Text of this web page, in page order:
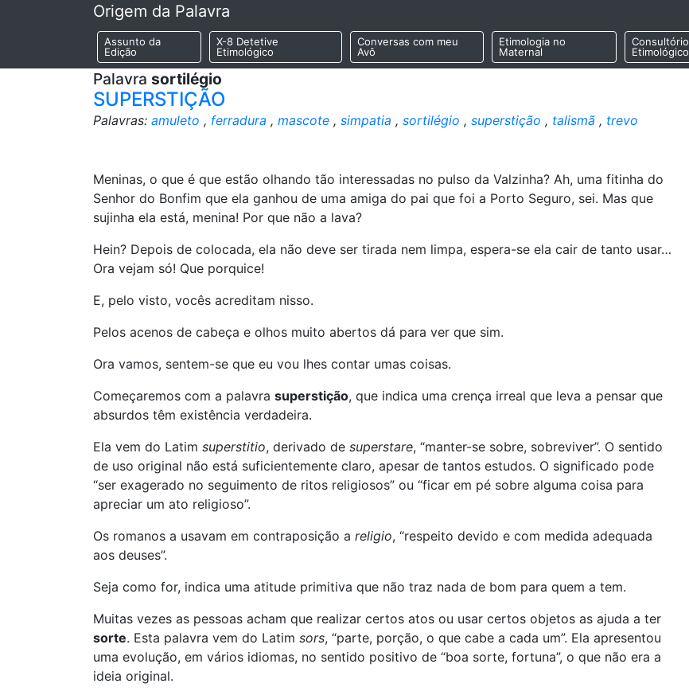
Origem da Palavra
Assunto da
Edição
X-8 Detetive
Etimológico
Conversas com meu
Avô
Etimologia no
Maternal
Consultório
Etimológico
Palavra sortilégio
SUPERSTIÇÃO
Palavras: amuleto , ferradura , mascote , simpatia , sortilégio , superstição , talismã , trevo
Meninas, o que é que estão olhando tão interessadas no pulso da Valzinha? Ah, uma fitinha do
Senhor do Bonfim que ela ganhou de uma amiga do pai que foi a Porto Seguro, sei. Mas que
sujinha ela está, menina! Por que não a lava?
Hein? Depois de colocada, ela não deve ser tirada nem limpa, espera-se ela cair de tanto usar…
Ora vejam só! Que porquice!
E, pelo visto, vocês acreditam nisso.
Pelos acenos de cabeça e olhos muito abertos dá para ver que sim.
Ora vamos, sentem-se que eu vou lhes contar umas coisas.
Começaremos com a palavra superstição, que indica uma crença irreal que leva a pensar que
absurdos têm existência verdadeira.
Ela vem do Latim superstitio, derivado de superstare, “manter-se sobre, sobreviver”. O sentido
de uso original não está suficientemente claro, apesar de tantos estudos. O significado pode
“ser exagerado no seguimento de ritos religiosos” ou “ficar em pé sobre alguma coisa para
apreciar um ato religioso”.
Os romanos a usavam em contraposição a religio, “respeito devido e com medida adequada
aos deuses”.
Seja como for, indica uma atitude primitiva que não traz nada de bom para quem a tem.
Muitas vezes as pessoas acham que realizar certos atos ou usar certos objetos as ajuda a ter
sorte. Esta palavra vem do Latim sors, “parte, porção, o que cabe a cada um”. Ela apresentou
uma evolução, em vários idiomas, no sentido positivo de “boa sorte, fortuna”, o que não era a
ideia original.